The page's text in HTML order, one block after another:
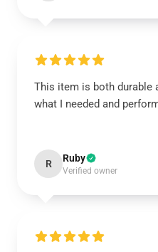
This item is both durable
what I needed and
R Ruby
Verified owner